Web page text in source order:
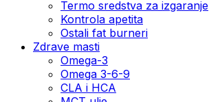
Termo sredstva za izgaranje
Kontrola apetita
Ostali fat burneri
Zdrave masti
Omega-3
Omega 3-6-9
CLA i HCA